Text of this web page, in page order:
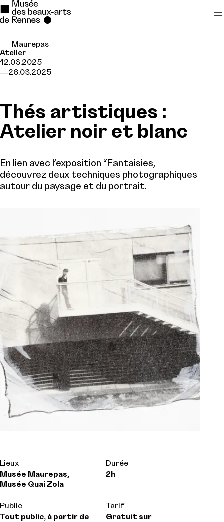
Se rendre au
Contenu principal
Maurepas
Atelier
12.03.2025
26.03.2025
Thés artistiques :
Atelier noir et blanc
En lien avec l’exposition “Fantaisies,
découvrez deux techniques photographiques
autour du paysage et du portrait.
Lieux
Musée Maurepas,
Musée Quai Zola
Durée
2h
Public
Tout public, à partir de
Tarif
Gratuit sur